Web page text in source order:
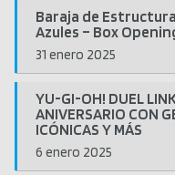
Baraja de
Azules – Box
31 enero 2025
YU-GI-OH! DUEL
ANIVERSARIO CON
ICÓNICAS Y MÁS
6 enero 2025